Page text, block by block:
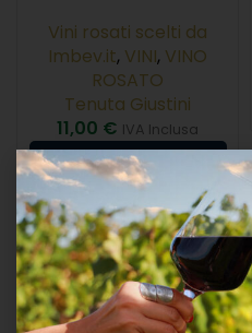
Vini rosati scelti da
Imbev.it, VINI, VINO
ROSATO
Tenuta Giustini
11,00 € IVA Inclusa
AGGIUNGI AL CARRELLO
ESAURITO